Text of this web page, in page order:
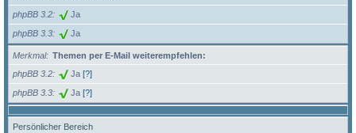
phpBB 3.2
Ja
phpBB 3.3 Ja
Merkmal
Themen per E-Mail weiterempfehlen:
phpBB 3.2
Ja [?]
phpBB 3.3 Ja [?]
Persönlicher Bereich